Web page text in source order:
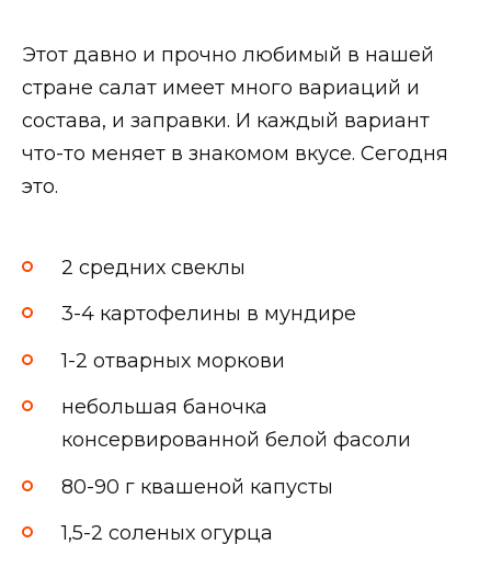
Этот давно и прочно любимый в нашей
стране салат имеет много вариаций и
состава, и заправки. И каждый вариант
что-то меняет в знакомом вкусе. Сегодня
это.
2 средних свеклы
3-4 картофелины в мундире
1-2 отварных моркови
небольшая баночка
консервированной белой фасоли
80-90 г квашеной капусты
1,5-2 соленых огурца